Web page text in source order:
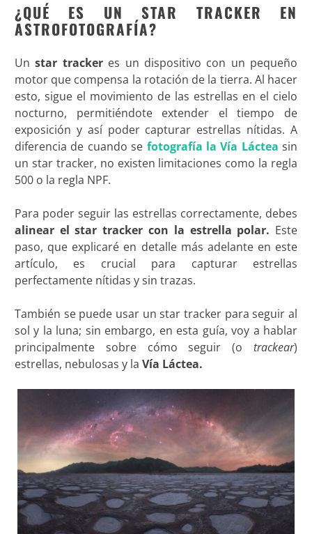
¿QUÉ ES UN STAR TRACKER EN
ASTROFOTOGRAFÍA?
Unstar trackeres un dispositivo con un pequeño
motor que compensa la rotación de la tierra. Al hacer
esto, sigue el movimiento de las estrellas en el cielo
nocturno, permitiéndote extender el tiempo de
exposición y así poder capturar estrellas nítidas. A
diferencia de cuando se fotografía la Vía Lácteasin
un star tracker, no existen limitaciones como la regla
500 o la regla NPF.
Para poder seguir las estrellas correctamente, debes
alinear el star tracker con la estrella polar. Este
paso, que explicaré en detalle más adelante en este
artículo, es crucial para capturar estrellas
perfectamente nítidas y sin trazas.
También se puede usar un star tracker para seguir al
sol y la luna; sin embargo, en esta guía, voy a hablar
principalmente sobre cómo seguir (o trackear)
estrellas, nebulosas y la Vía Láctea.